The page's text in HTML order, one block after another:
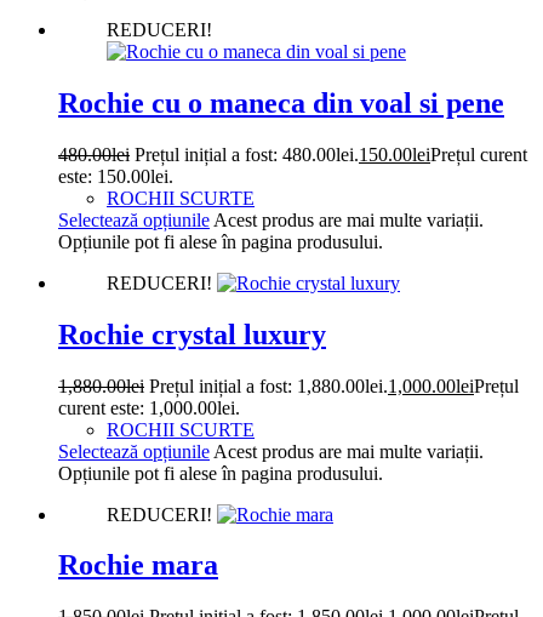
REDUCERI!
Rochie cu o maneca din voal si pene
480.00lei Prețul inițial a fost: 480.00lei.150.00leiPrețul curent
este: 150.00lei.
ROCHII SCURTE
Selectează opțiunile Acest produs are mai multe variații.
Opțiunile pot fi alese în pagina produsului.
REDUCERI!
Rochie crystal luxury
1,880.00lei Prețul inițial a fost: 1,880.00lei.1,000.00leiPrețul
curent este: 1,000.00lei.
ROCHII SCURTE
Selectează opțiunile Acest produs are mai multe variații.
Opțiunile pot fi alese în pagina produsului.
REDUCERI!
Rochie mara